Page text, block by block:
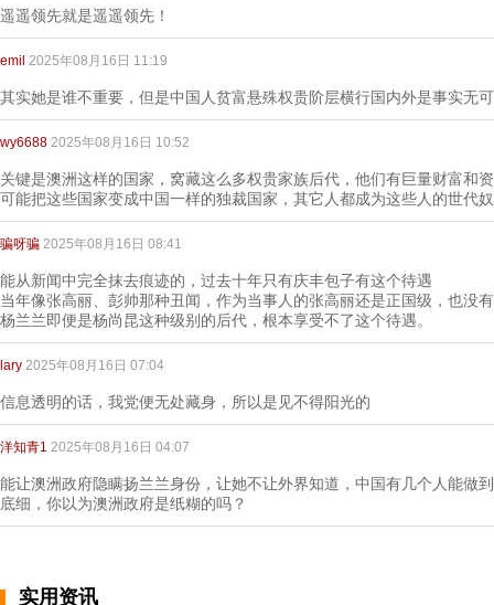
遥遥领先就是遥遥领先！
emil 2025年08月16日 11:19
其实她是谁不重要，但是中国人贫富悬殊权贵阶层横行国内外是事实无
wy6688 2025年08月16日 10:52
关键是澳洲这样的国家，窝藏这么多权贵家族后代，他们有巨量财富和
可能把这些国家变成中国一样的独裁国家，其它人都成为这些人的世代
骗呀骗 2025年08月16日 08:41
能从新闻中完全抹去痕迹的，过去十年只有庆丰包子有这个待遇
当年像张高丽、彭帅那种丑闻，作为当事人的张高丽还是正国级，也没
杨兰兰即便是杨尚昆这种级别的后代，根本享受不了这个待遇。
lary 2025年08月16日 07:04
信息透明的话，我党便无处藏身，所以是见不得阳光的
洋知青1 2025年08月16日 04:07
能让澳洲政府隐瞒扬兰兰身份，让她不让外界知道，中国有几个人能做
底细，你以为澳洲政府是纸糊的吗？
实用资讯